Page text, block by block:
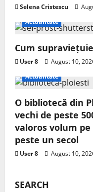
Selena Cristescu
Actualitate
Cum
User 8
August 10,
Actualitate
O bibliotecă din
vechi de peste
valoros volum
peste un secol
User 8 August 10,
SEARCH